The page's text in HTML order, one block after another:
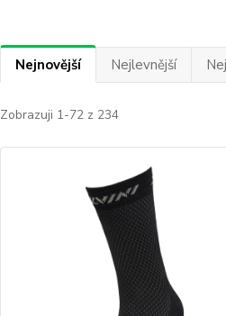
Nejnovější Nejlevnější
Zobrazuji 1-72 z 234